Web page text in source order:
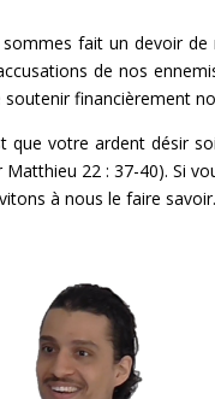
fait un devoir
de nos
financièrement
que votre ardent désir
22 : 37-40). Si
à nous le faire savoir.